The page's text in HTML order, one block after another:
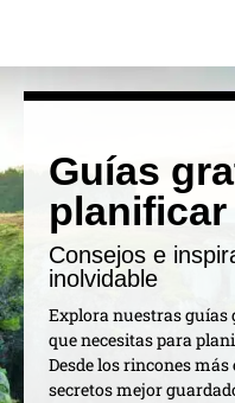
Guías
Consejos e
inolvidable
Explora nuestras
que necesitas para
Desde los rincones
secretos mejor